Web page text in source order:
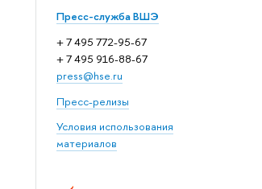
Пресс-служба ВШЭ
+ 7 495 772-95-67
+ 7 495 916-88-67
press@hse.ru
Пресс-релизы
Условия использования
материалов